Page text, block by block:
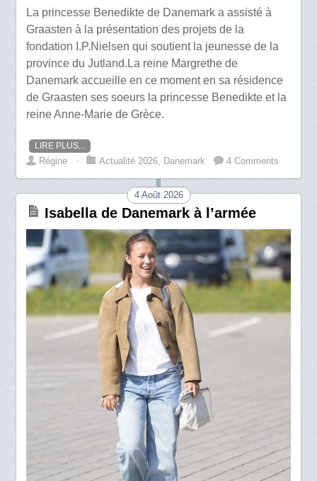
La princesse Benedikte de Danemark a assisté à
Graasten à la présentation des projets de la
fondation I.P.Nielsen qui soutient la jeunesse de la
province du Jutland.La reine Margrethe de
Danemark accueille en ce moment en sa résidence
de Graasten ses soeurs la princesse Benedikte et la
reine Anne-Marie de Grèce.
LIRE PLUS...
Régine ⋅ Actualité 2026, Danemark 4 Comments
4 Août 2026
Isabella de Danemark à l’armée